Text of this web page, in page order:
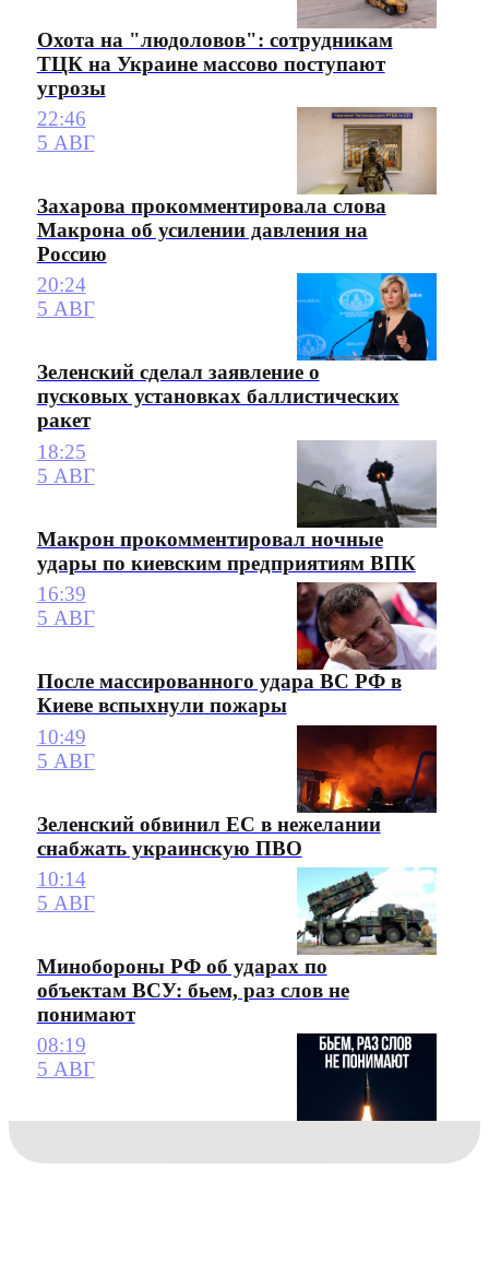
Охота на "людоловов": сотрудникам
ТЦК на Украине массово поступают
угрозы
22:46
5 АВГ
Захарова прокомментировала слова
Макрона об усилении давления на
Россию
20:24
5 АВГ
Зеленский сделал заявление о
пусковых установках баллистических
ракет
18:25
5 АВГ
Макрон прокомментировал ночные
удары по киевским предприятиям ВПК
16:39
5 АВГ
После массированного удара ВС РФ в
Киеве вспыхнули пожары
10:49
5 АВГ
Зеленский обвинил ЕС в нежелании
снабжать украинскую ПВО
10:14
5 АВГ
Минобороны РФ об ударах по
объектам ВСУ: бьем, раз слов не
понимают
08:19
5 АВГ